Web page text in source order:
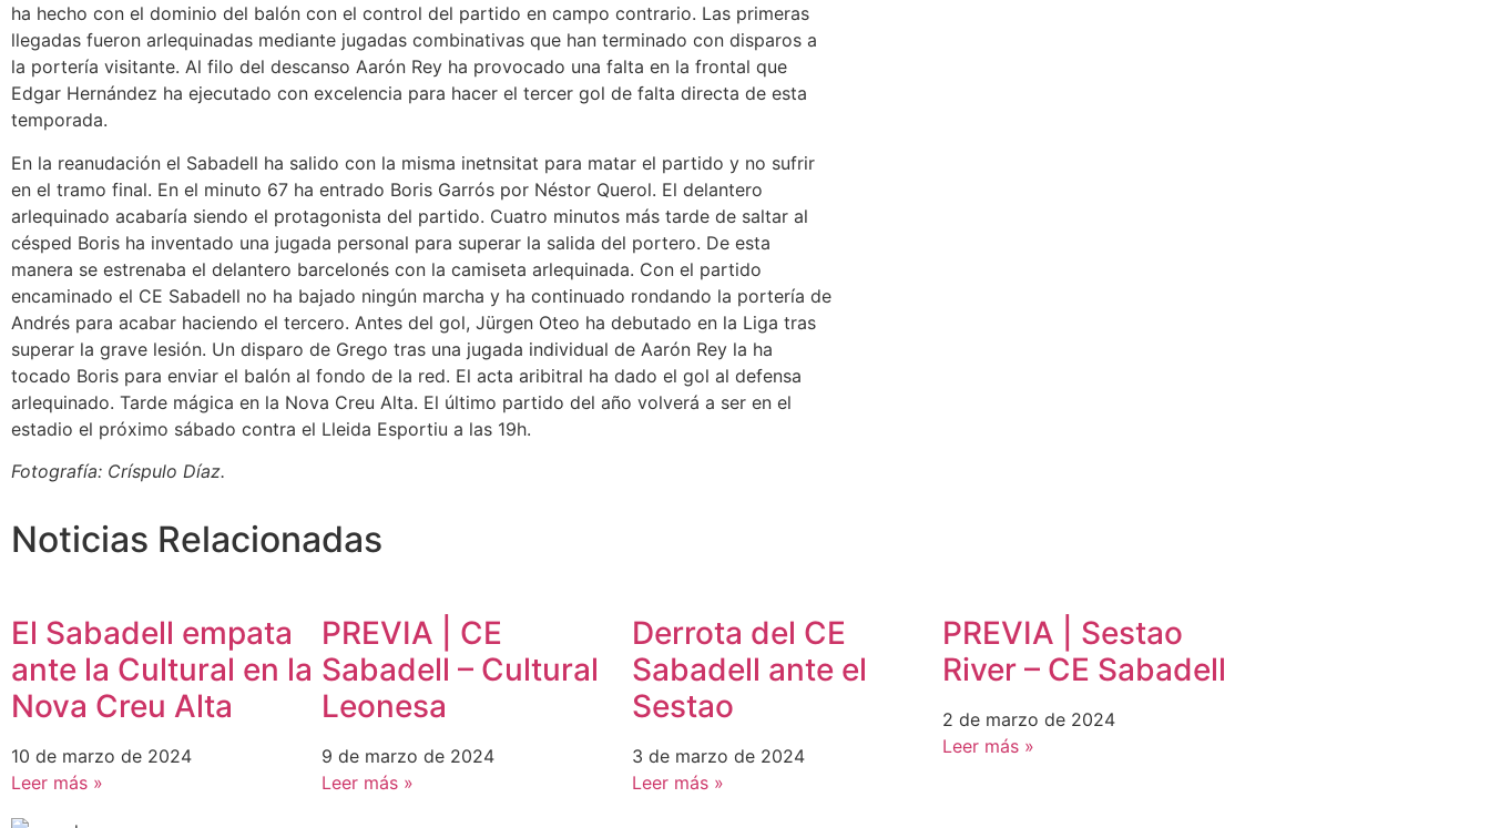
ha hecho con el dominio del balón con el control del partido en campo contrario. Las primeras
llegadas fueron arlequinadas mediante jugadas combinativas que han terminado con disparos a
la portería visitante. Al filo del descanso Aarón Rey ha provocado una falta en la frontal que
Edgar Hernández ha ejecutado con excelencia para hacer el tercer gol de falta directa de esta
temporada.
En la reanudación el Sabadell ha salido con la misma inetnsitat para matar el partido y no sufrir
en el tramo final. En el minuto 67 ha entrado Boris Garrós por Néstor Querol. El delantero
arlequinado acabaría siendo el protagonista del partido. Cuatro minutos más tarde de saltar al
césped Boris ha inventado una jugada personal para superar la salida del portero. De esta
manera se estrenaba el delantero barcelonés con la camiseta arlequinada. Con el partido
encaminado el CE Sabadell no ha bajado ningún marcha y ha continuado rondando la portería de
Andrés para acabar haciendo el tercero. Antes del gol, Jürgen Oteo ha debutado en la Liga tras
superar la grave lesión. Un disparo de Grego tras una jugada individual de Aarón Rey la ha
tocado Boris para enviar el balón al fondo de la red. El acta aribitral ha dado el gol al defensa
arlequinado. Tarde mágica en la Nova Creu Alta. El último partido del año volverá a ser en el
estadio el próximo sábado contra el Lleida Esportiu a las 19h.
Fotografía: Críspulo Díaz.
Noticias Relacionadas
El Sabadell empata
ante la Cultural en la
Nova Creu Alta
10 de marzo de 2024
Leer más »
PREVIA | CE
Sabadell – Cultural
Leonesa
9 de marzo de 2024
Leer más »
Derrota del CE
Sabadell ante el
Sestao
3 de marzo de 2024
Leer más »
PREVIA | Sestao
River – CE Sabadell
2 de marzo de 2024
Leer más »